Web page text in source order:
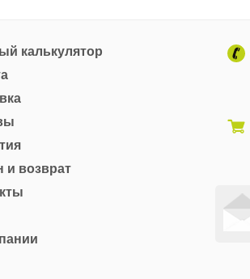
калькулятор
и возврат